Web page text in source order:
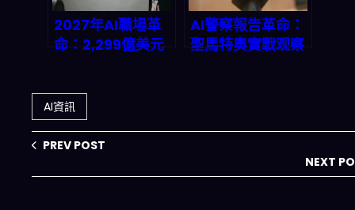
2027年AI職場革
命：2,299億美元
值？
AI警察報告革命：
聖馬特奧實戰观察
AI資訊
PREV POST
NEXT